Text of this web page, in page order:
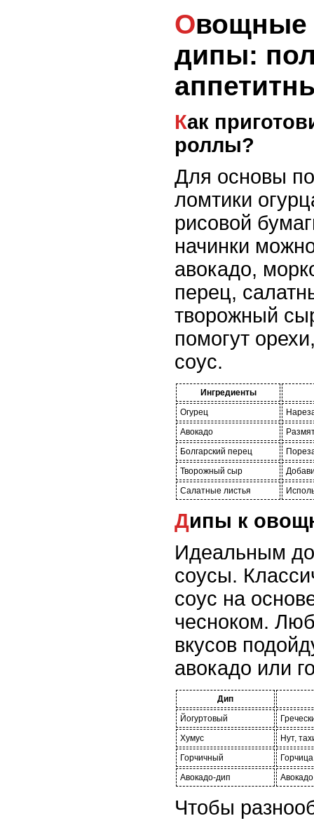
Овощные роллы и
дипы:
Как приготовить овощные
роллы?
Для основы
ломтики
рисовой
начинки
авокадо,
перец,
творожный
помогут
соус.
Ингредиенты
Огурец
Авокадо
Болгарский перец
Творожный сыр
Салатные листья
Дипы к
Идеальным
соусы.
соус на
чесноком.
вкусов
авокадо или
Дип
Йогуртовый
Хумус
Нут,
Горчичный
Авокадо-дип
Чтобы